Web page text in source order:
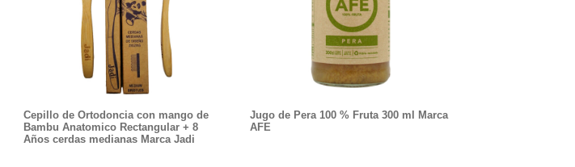
Cepillo de Ortodoncia con mango de
Bambu Anatomico Rectangular + 8
Años cerdas medianas Marca Jadi
Jugo de Pera 100 % Fruta 300 ml Marca
AFE